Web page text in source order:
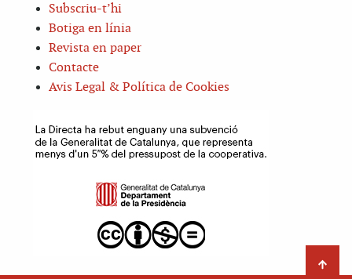
Subscriu-t’hi
Botiga en línia
Revista en paper
Contacte
Avis Legal & Política de Cookies